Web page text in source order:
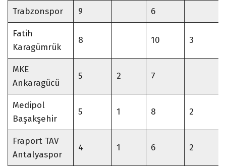
Trabzonspor 9 6
Fatih
Karagümrük
8 10 3
MKE
Ankaragücü
5 2 7
Medipol
Başakşehir
5 1 8 2
Fraport TAV
Antalyaspor
4 1 6 2